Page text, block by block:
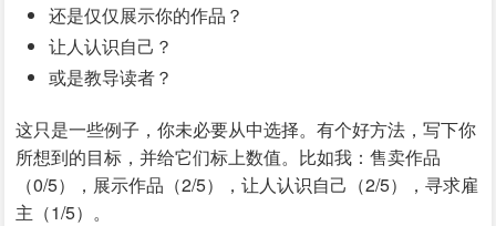
还是仅仅展示你的作品？
让人认识自己？
或是教导读者？
这只是一些例子，你未必要从中选择。有个好方法，写下你
所想到的目标，并给它们标上数值。比如我：售卖作品
（0/5），展示作品（2/5），让人认识自己（2/5），寻求雇
主（1/5）。